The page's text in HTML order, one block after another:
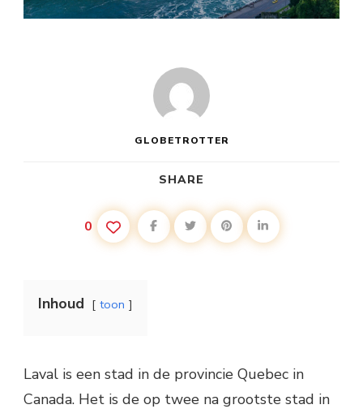
GLOBETROTTER
SHARE
0
Inhoud toon
Laval is een stad in de provincie Quebec in
Canada. Het is de op twee na grootste stad in